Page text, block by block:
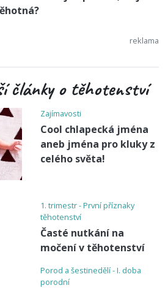
články o těhotenství
Zajímavosti
Cool chlapecká jména
aneb jména pro kluky z
celého světa!
1. trimestr - První příznaky
těhotenství
Časté nutkání na
močení v těhotenství
Porod a šestinedělí - I. doba
porodní